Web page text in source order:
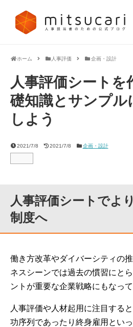
ホーム 人事評価 企画・設計
人事評価シートを
礎知識とサンプル
しよう
2021/7/8 2021/7/8 企画・設計
人事評価シートでよ
制度へ
働き方改革やダイバーシティの
ネスシーンでは過去の慣習にと
ントが重要な企業戦略にもなって
人事評価や人材起用に注目する
功序列であったり終身雇用とい